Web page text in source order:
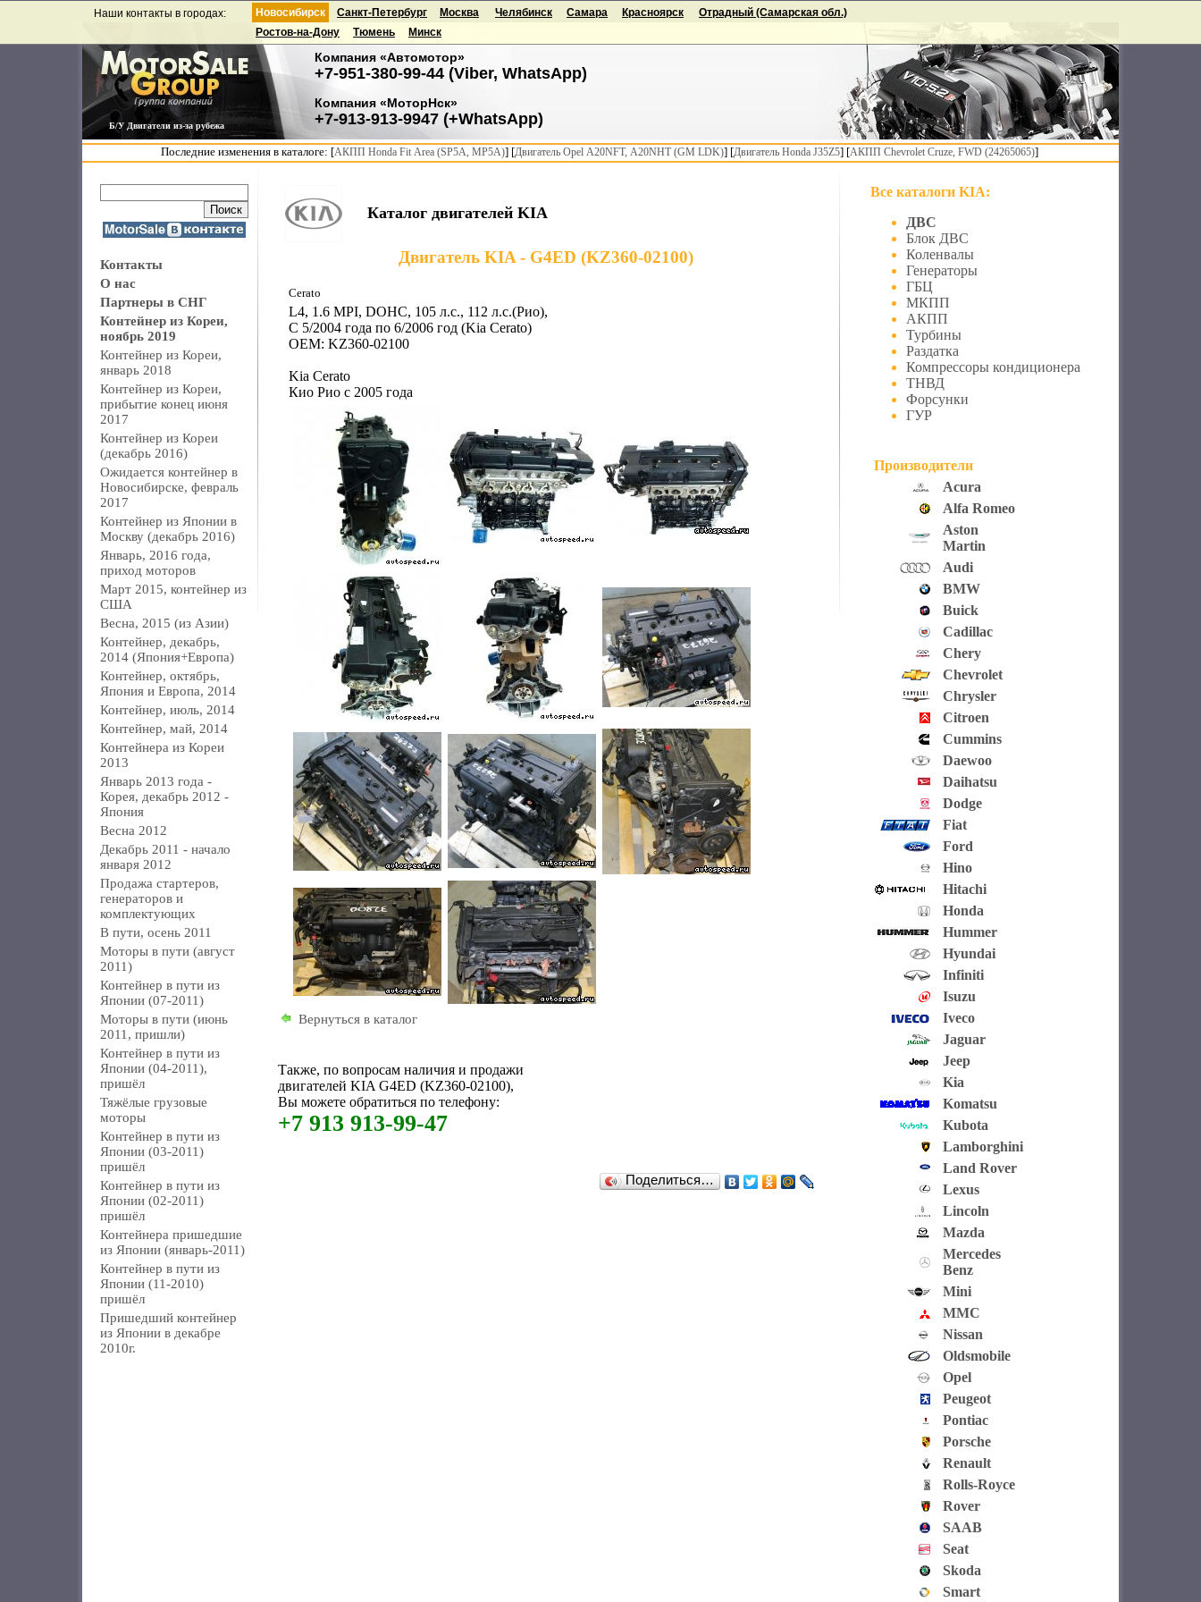
Б/У Двигатели из-за рубежа
Наши контакты в городах: Новосибирск
Компания «Автомотор»
+7-951-380-99-44 (Viber, WhatsApp)
Компания «МоторНск»
+7-913-913-9947 (+WhatsApp)
Санкт-Петербург Москва Челябинск Самара Красноярск
Отрадный (Самарская обл.)
Ростов-на-Дону
Тюмень Минск
Последние изменения в каталоге: [АКПП Honda Fit Area (SP5A, MP5A)] [Двигатель Opel A20NFT, A20NHT (GM LDK)] [Двигатель Honda J35Z5] [АКПП Chevrolet Cruze, FWD (24265065)]
Контакты
О нас
Партнеры в СНГ
Контейнер из Кореи,
ноябрь 2019
Контейнер из Кореи,
январь 2018
Контейнер из Кореи,
прибытие конец июня
2017
Контейнер из Кореи
(декабрь 2016)
Ожидается контейнер в
Новосибирске, февраль
2017
Контейнер из Японии в
Москву (декабрь 2016)
Январь, 2016 года,
приход моторов
Март 2015, контейнер из
США
Весна, 2015 (из Азии)
Контейнер, декабрь,
2014 (Япония+Европа)
Контейнер, октябрь,
Япония и Европа, 2014
Контейнер, июль, 2014
Контейнер, май, 2014
Контейнера из Кореи
2013
Январь 2013 года -
Корея, декабрь 2012 -
Япония
Весна 2012
Декабрь 2011 - начало
января 2012
Продажа стартеров,
генераторов и
комплектующих
В пути, осень 2011
Моторы в пути (август
2011)
Контейнер в пути из
Японии (07-2011)
Моторы в пути (июнь
2011, пришли)
Контейнер в пути из
Японии (04-2011),
пришёл
Тяжёлые грузовые
моторы
Контейнер в пути из
Японии (03-2011)
пришёл
Контейнер в пути из
Японии (02-2011)
пришёл
Контейнера пришедшие
из Японии (январь-2011)
Контейнер в пути из
Японии (11-2010)
пришёл
Пришедший контейнер
из Японии в декабре
2010г.
Каталог двигателей KIA
Двигатель KIA - G4ED (KZ360-02100)
Cerato
L4, 1.6 MPI, DOHC, 105 л.с., 112 л.с.(Рио),
С 5/2004 года по 6/2006 год (Kia Cerato)
OEM: KZ360-02100
Kia Cerato
Кио Рио с 2005 года
Вернуться в каталог
Также, по вопросам наличия и продажи
двигателей KIA G4ED (KZ360-02100),
Вы можете обратиться по телефону:
+7 913 913-99-47
Поделиться…
Все каталоги KIA:
ДВС
Блок ДВС
Коленвалы
Генераторы
ГБЦ
МКПП
АКПП
Турбины
Раздатка
Компрессоры кондиционера
ТНВД
Форсунки
ГУР
Производители
Acura
Alfa Romeo
Aston
Martin
Audi
BMW
Buick
Cadillac
Chery
Chevrolet
Chrysler
Citroen
Cummins
Daewoo
Daihatsu
Dodge
Fiat
Ford
Hino
Hitachi
Honda
Hummer
Hyundai
Infiniti
Isuzu
Iveco
Jaguar
Jeep
Kia
Komatsu
Kubota
Lamborghini
Land Rover
Lexus
Lincoln
Mazda
Mercedes
Benz
Mini
MMC
Nissan
Oldsmobile
Opel
Peugeot
Pontiac
Porsche
Renault
Rolls-Royce
Rover
SAAB
Seat
Skoda
Smart